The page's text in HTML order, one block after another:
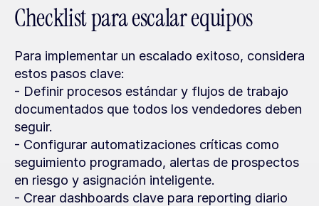
Checklist para escalar equipos
Para implementar un escalado exitoso, considera
estos pasos clave:
- Definir procesos estándar y flujos de trabajo
documentados que todos los vendedores deben
seguir.
- Configurar automatizaciones críticas como
seguimiento programado, alertas de prospectos
en riesgo y asignación inteligente.
- Crear dashboards clave para reporting diario